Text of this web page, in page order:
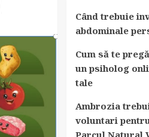
Când trebuie
abdominale
Cum să te
un psiholog
tale
Ambrozia
voluntari
Parcul Natural